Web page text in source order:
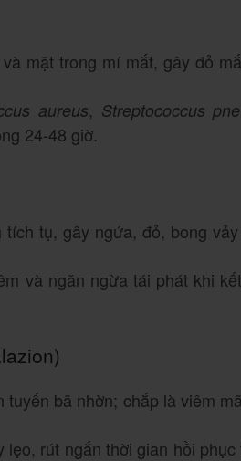
mặt trong mí mắt, gây đỏ
aureus, Streptococcus
24-48 giờ.
tụ, gây ngứa, đỏ, bong
và ngăn ngừa tái phát khi
bã nhờn; chắp là viêm
rút ngắn thời gian hồi